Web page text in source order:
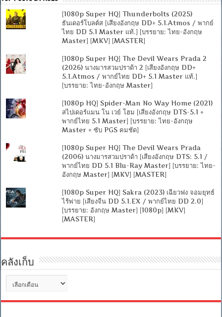
[1080p Super HQ] Thunderbolts (2025)
ธันเดอร์โบลต์ส [เสียงอังกฤษ DD+ 5.1.Atmos / พากย์
ไทย DD 5.1 Master แท้.] [บรรยาย: ไทย-อังกฤษ
Master] [MKV] [MASTER]
[1080p Super HQ] The Devil Wears Prada 2
(2026) นางมารสวมปราด้า 2 [เสียงอังกฤษ DD+
5.1.Atmos / พากย์ไทย DD+ 5.1 Master แท้.]
[บรรยาย: ไทย-อังกฤษ Master]
[1080p HQ] Spider-Man No Way Home (2021)
สไปเดอร์แมน โน เวย์ โฮม [เสียงอังกฤษ DTS-5.1 +
พากย์ไทย 5.1 Master] [บรรยาย: ไทย-อังกฤษ
Master + ซับ PGS คมชัด]
[1080p Super HQ] The Devil Wears Prada
(2006) นางมารสวมปราด้า [เสียงอังกฤษ DTS: 5.1 /
พากย์ไทย DD 5.1 Blu-Ray Master] [บรรยาย: ไทย-
อังกฤษ Master] [MKV] [MASTER]
[1080p Super HQ] Sakra (2023) เฉียวฟง จอมยุทธ์
ไร้พ่าย [เสียงจีน DD 5.1.EX / พากย์ไทย DD 2.0]
[บรรยาย: อังกฤษ Master] [1080p] [MKV]
[MASTER]
คลังเก็บ
คลัง
เก็บ